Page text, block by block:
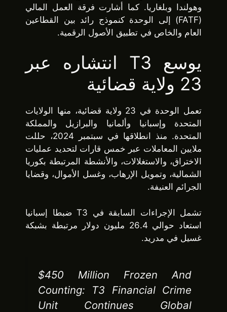
وهولندا وبلغاريا. كما أشارت فرقة العمل المالي
(FATF) إلى الوحدة كنموذج رائد بين القطاعين
العام والخاص في تطبيق الأصول الرقمية.
يوسع T3 انتشاره عبر
23 ولاية قضائية
تعمل الوحدة في 23 ولاية قضائية، منها الولايات
المتحدة وإسبانيا وألمانيا والبرازيل والمملكة
المتحدة. منذ انطلاقها في سبتمبر 2024، حللت
ملايين المعاملات عبر خمس قارات لتحديد عمليات
الاختراق، والاستغلالات، والأنشطة المرتبطة بكوريا
الشمالية، وتمويل الإرهاب، وغسل الأموال، وقضايا
الجرائم العنيفة.
تشمل الإجراءات السابقة في T3 ضبطا إسبانيا
استعاد حوالي 26.4 مليون دولار مرتبطة بشبكة
غسيل في مدريد.
$450 Million Frozen And
Counting: T3 Financial Crime
Unit Continues Global